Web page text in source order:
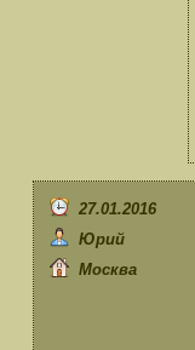
27.01.2016
Юрий
Москва